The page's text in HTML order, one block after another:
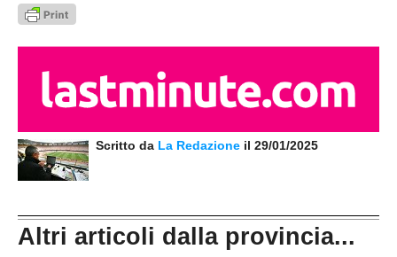
Scritto da La Redazione il 29/01/2025
Altri articoli dalla provincia...